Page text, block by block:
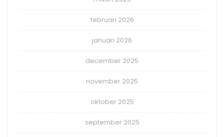
februari 2026
januari 2026
december 2025
november 2025
oktober 2025
september 2025